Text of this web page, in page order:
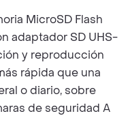
MicroSD Flash
adaptador SD UHS-
y reproducción
rápida que una
o diario, sobre
de seguridad A